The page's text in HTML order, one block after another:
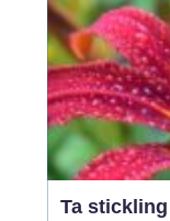
med
teknologi har
pianon vunnit
Ta